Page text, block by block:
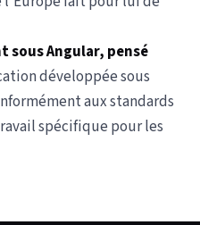
sous Angular, pensé
développée sous
aux standards
spécifique pour les